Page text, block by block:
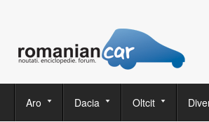
Aro Dacia Oltcit